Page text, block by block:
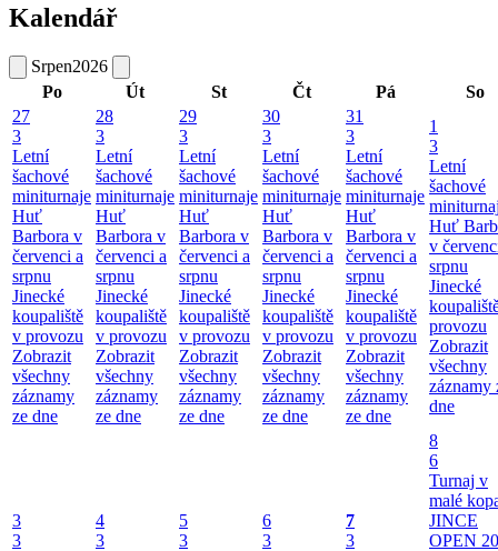
Kalendář
Srpen2026
Po
Út St Čt Pá
So
27
3
Letní
šachové
miniturnaje
Huť
Barbora v
červenci a
srpnu
Jinecké
koupaliště
v provozu
Zobrazit
všechny
záznamy
ze dne
28
3
Letní
šachové
miniturnaje
Huť
Barbora v
červenci a
srpnu
Jinecké
koupaliště
v provozu
Zobrazit
všechny
záznamy
ze dne
29
3
Letní
šachové
miniturnaje
Huť
Barbora v
červenci a
srpnu
Jinecké
koupaliště
v provozu
Zobrazit
všechny
záznamy
ze dne
30
3
Letní
šachové
miniturnaje
Huť
Barbora v
červenci a
srpnu
Jinecké
koupaliště
v provozu
Zobrazit
všechny
záznamy
ze dne
31
3
Letní
šachové
miniturnaje
Huť
Barbora v
červenci a
srpnu
Jinecké
koupaliště
v provozu
Zobrazit
všechny
záznamy
ze dne
1
3
Letní
šachové
Huť
v
srpnu
Jinecké
provozu
Zobrazit
všechny
záznamy
dne
3
3
4
3
5
3
6
3
7
3
8
6
Turnaj v
malé
JINCE
OPEN